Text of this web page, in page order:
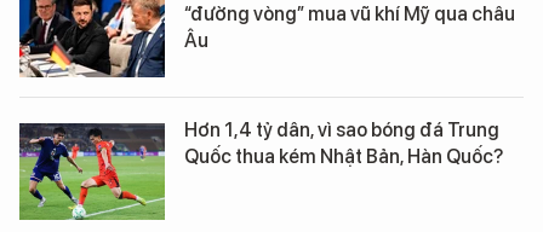
“đường vòng” mua vũ khí Mỹ qua châu
Âu
Hơn 1,4 tỷ dân, vì sao bóng đá Trung
Quốc thua kém Nhật Bản, Hàn Quốc?